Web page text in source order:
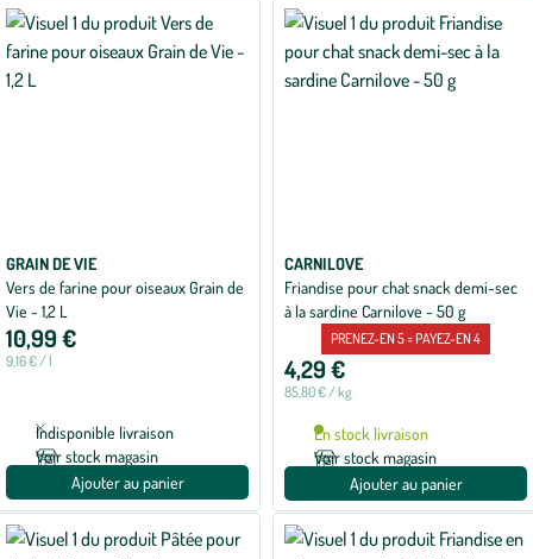
GRAIN DE VIE
Vers de farine pour oiseaux Grain de
Vie - 1,2 L
10,99 €
9,16 € / l
Indisponible livraison
Voir stock magasin
Ajouter au panier
CARNILOVE
Friandise pour chat snack demi-sec
à la sardine Carnilove - 50 g
PRENEZ-EN 5 = PAYEZ-EN 4
4,29 €
85,80 € / kg
En stock livraison
Voir stock magasin
Ajouter au panier